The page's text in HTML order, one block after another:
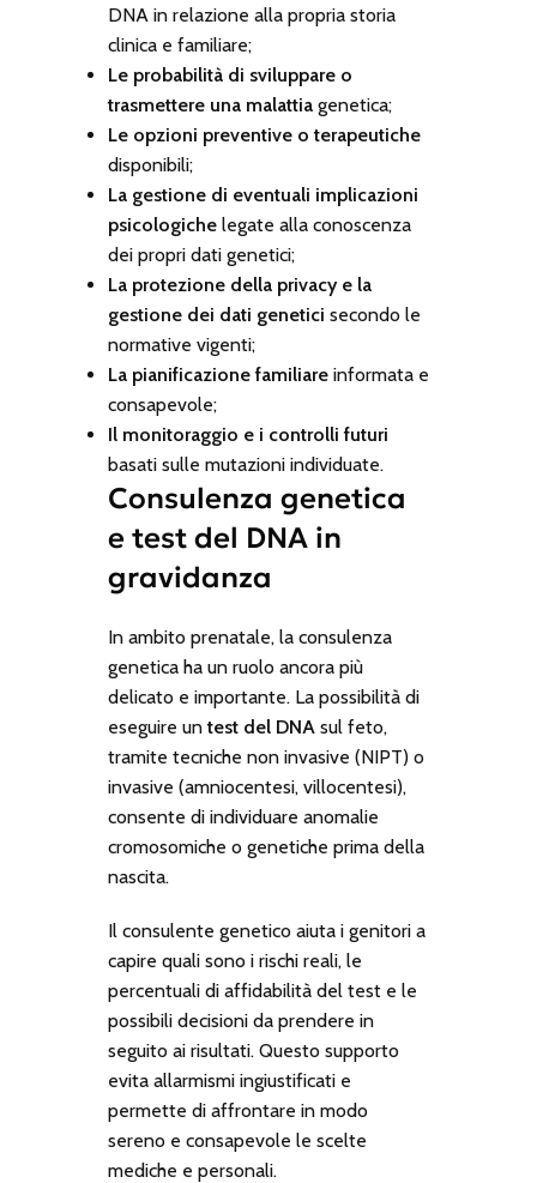
DNA in relazione alla propria storia
clinica e familiare;
Le probabilità di sviluppare o
trasmettere una malattiagenetica;
Le opzioni preventive o terapeutiche
disponibili;
La gestione di eventuali implicazioni
psicologichelegate alla conoscenza
dei propri dati genetici;
La protezione della privacy e la
gestione dei dati genetici secondo le
normative vigenti;
La pianificazione familiareinformata e
consapevole;
Il monitoraggio e i controlli futuri
basati sulle mutazioni individuate.
Consulenza genetica
e test del DNA in
gravidanza
In ambito prenatale, la consulenza
genetica ha un ruolo ancora più
delicato e importante. La possibilità di
eseguire untest del DNAsul feto,
tramite tecniche non invasive (NIPT) o
invasive (amniocentesi, villocentesi),
consente di individuare anomalie
cromosomiche o genetiche prima della
nascita.
Il consulente genetico aiuta i genitori a
capire quali sono i rischi reali, le
percentuali di affidabilità del test e le
possibili decisioni da prendere in
seguito ai risultati. Questo supporto
evita allarmismi ingiustificati e
permette di affrontare in modo
sereno e consapevole le scelte
mediche e personali.